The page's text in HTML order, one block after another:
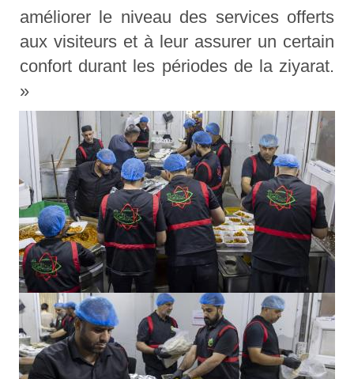
améliorer le niveau des services offerts
aux visiteurs et à leur assurer un certain
confort durant les périodes de la ziyarat.
»